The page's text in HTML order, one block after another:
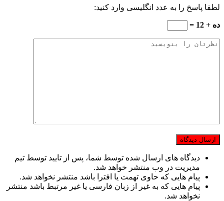
لطفا پاسخ را به عدد انگلیسی وارد کنید:
ده + 12 =
دیدگاه های ارسال شده توسط شما، پس از تایید توسط تیم
مدیریت در وب منتشر خواهد شد.
پیام هایی که حاوی تهمت یا افترا باشد منتشر نخواهد شد.
پیام هایی که به غیر از زبان فارسی یا غیر مرتبط باشد منتشر
نخواهد شد.